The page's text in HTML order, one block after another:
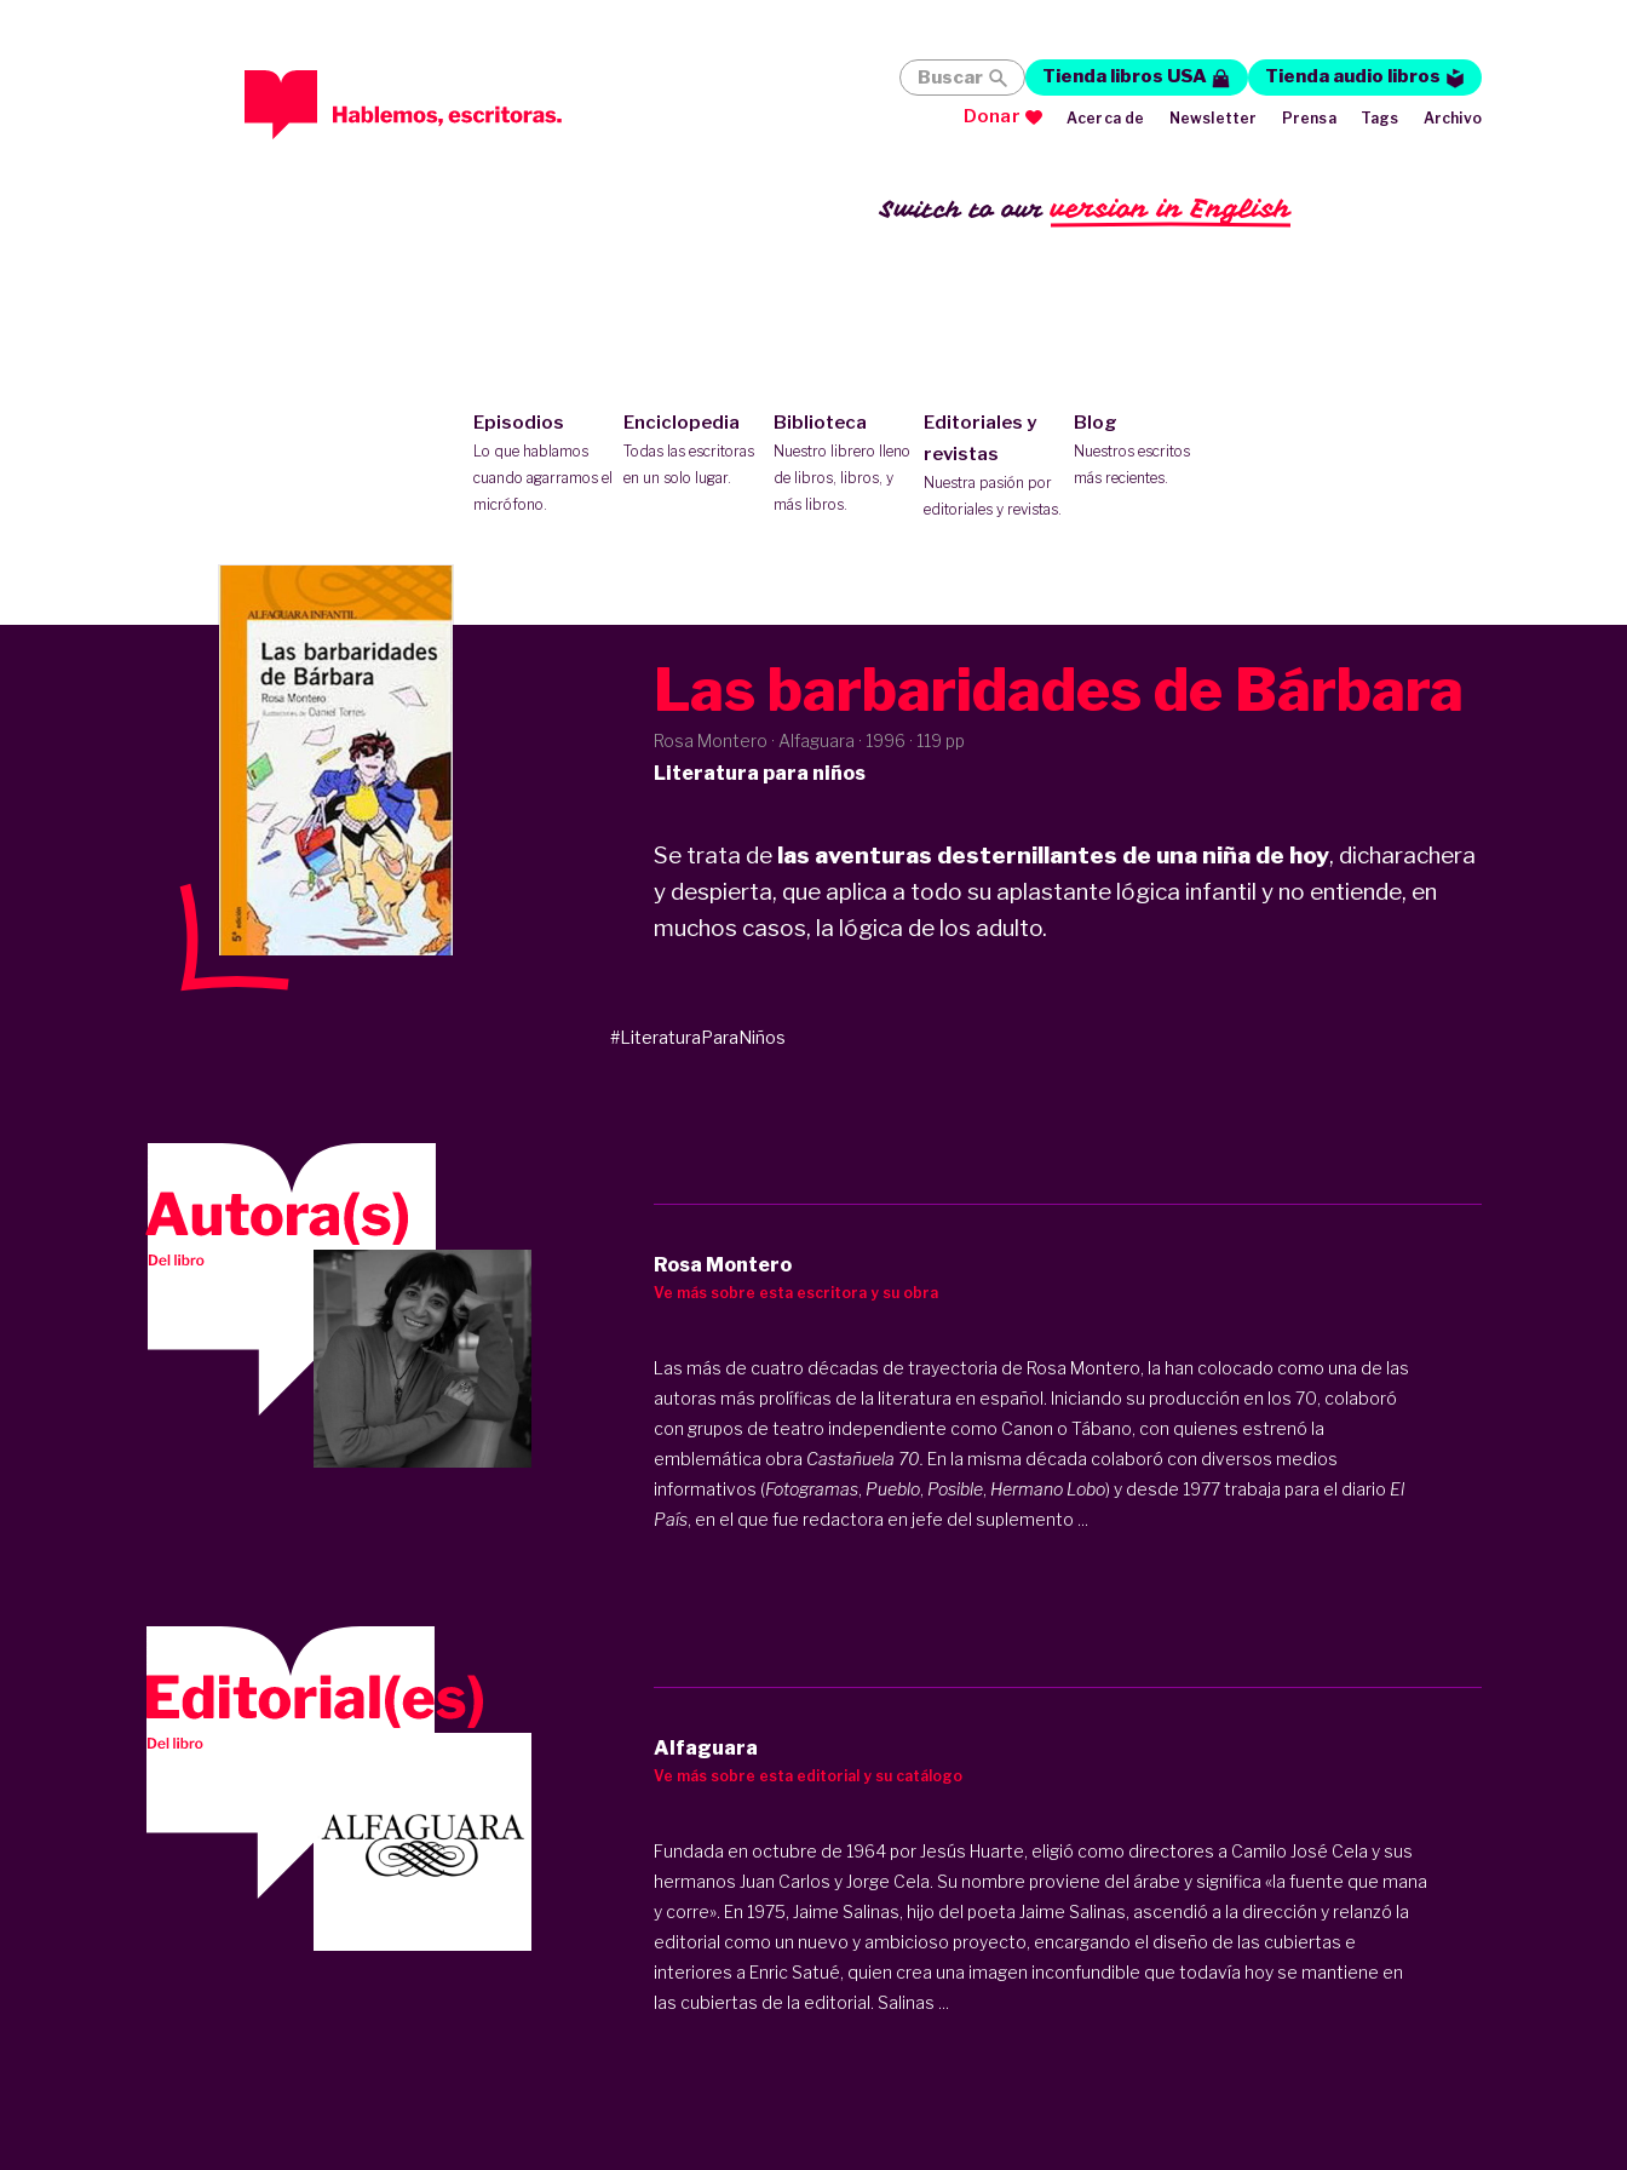
Switch to ourversion in English
Episodios
Lo que hablamos
cuando agarramos el
micrófono.
Enciclopedia
Todas las escritoras
en un solo lugar.
Biblioteca
Nuestro librero lleno
de libros, libros, y
más libros.
Editoriales y
revistas
Nuestra pasión por
editoriales y revistas.
Blog
Nuestros escritos
más recientes.
Buscar Tienda libros USA
Tienda audio libros
Donar
Acerca de Newsletter Prensa Tags Archivo
Las barbaridades de Bárbara
Rosa Montero · Alfaguara · 1996 · 119 pp
Literatura para niños
Se trata de las aventuras desternillantes de una niña de hoy, dicharachera
y despierta, que aplica a todo su aplastante lógica infantil y no entiende, en
muchos casos, la lógica de los adulto.
#LiteraturaParaNiños
Rosa Montero
Ve más sobre esta escritora y su obra
Las más de cuatro décadas de trayectoria de Rosa Montero, la han colocado como una de las
autoras más prolíficas de la literatura en español. Iniciando su producción en los 70, colaboró
con grupos de teatro independiente como Canon o Tábano, con quienes estrenó la
emblemática obra Castañuela 70. En la misma década colaboró con diversos medios
informativos (Fotogramas, Pueblo, Posible, Hermano Lobo) y desde 1977 trabaja para el diario El
País, en el que fue redactora en jefe del suplemento ...
Alfaguara
Ve más sobre esta editorial y su catálogo
Fundada en octubre de 1964 por Jesús Huarte, eligió como directores a Camilo José Cela y sus
hermanos Juan Carlos y Jorge Cela. Su nombre proviene del árabe y significa «la fuente que mana
y corre». En 1975, Jaime Salinas, hijo del poeta Jaime Salinas, ascendió a la dirección y relanzó la
editorial como un nuevo y ambicioso proyecto, encargando el diseño de las cubiertas e
interiores a Enric Satué, quien crea una imagen inconfundible que todavía hoy se mantiene en
las cubiertas de la editorial. Salinas ...